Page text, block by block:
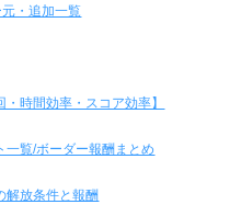
・追加一覧
時間効率・スコア効率】
一覧/ボーダー報酬まとめ
解放条件と報酬